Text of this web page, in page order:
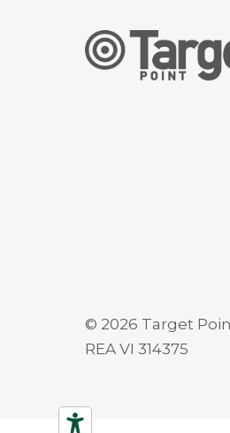
© 2026 Target Point
REA VI 314375